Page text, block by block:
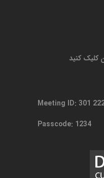
کلیک کنید
Meeting ID: 301
Passcode: 1234